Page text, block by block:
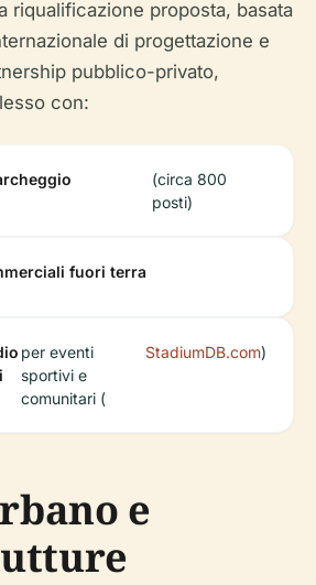
riqualificazione proposta, basata
di progettazione e
pubblico-privato,
con:
(circa 800
posti)
fuori terra
per eventi
sportivi e
comunitari (
StadiumDB.com)
e